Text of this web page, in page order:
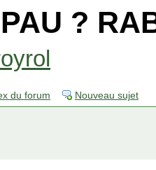
?
du forum Nouveau sujet